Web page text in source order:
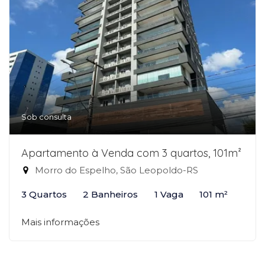
Sob consulta
Apartamento à Venda com 3 quartos, 101m²
Morro do Espelho, São Leopoldo-RS
3 Quartos 2 Banheiros 1 Vaga 101 m²
Mais informações